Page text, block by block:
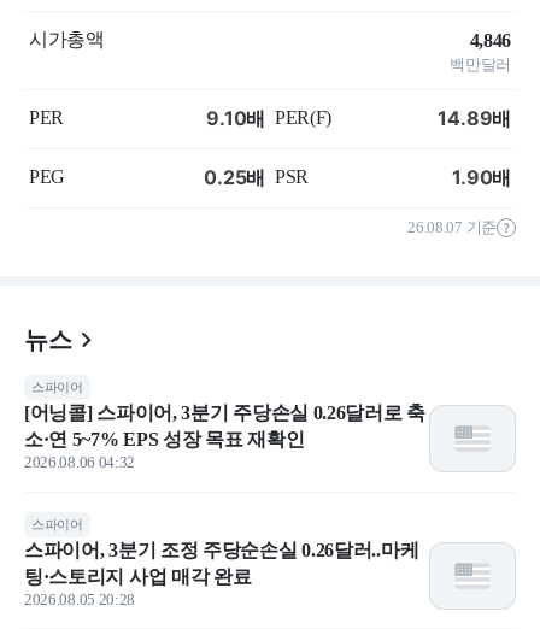
시가총액 4,846
백만달러
PER 9.10배 PER(F) 14.89배
PEG 0.25배 PSR 1.90배
26.08.07 기준
뉴스
스파이어
[어닝콜] 스파이어, 3분기 주당손실 0.26달러로 축
소·연 5~7% EPS 성장 목표 재확인
2026.08.06 04:32
스파이어
스파이어, 3분기 조정 주당순손실 0.26달러..마케
팅·스토리지 사업 매각 완료
2026.08.05 20:28